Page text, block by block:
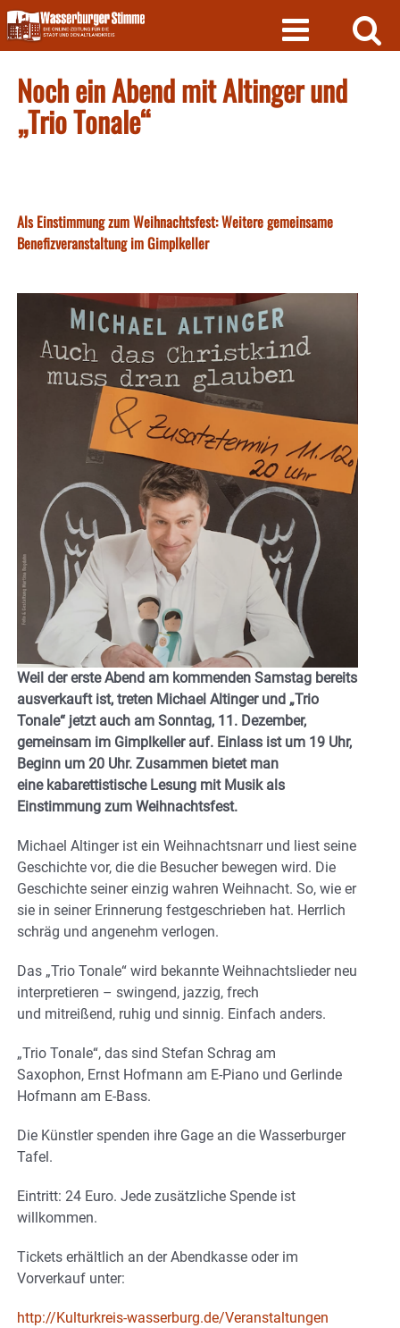
Skip
to
content
Noch ein Abend mit Altinger und
„Trio Tonale“
Als Einstimmung zum Weihnachtsfest: Weitere gemeinsame
Benefizveranstaltung im Gimplkeller
Weil der erste Abend am kommenden Samstag bereits
ausverkauft ist, treten Michael Altinger und „Trio
Tonale“ jetzt auch am Sonntag, 11. Dezember,
gemeinsam im Gimplkeller auf. Einlass ist um 19 Uhr,
Beginn um 20 Uhr. Zusammen bietet man
eine kabarettistische Lesung mit Musik als
Einstimmung zum Weihnachtsfest.
Michael Altinger ist ein Weihnachtsnarr und liest seine
Geschichte vor, die die Besucher bewegen wird. Die
Geschichte seiner einzig wahren Weihnacht. So, wie er
sie in seiner Erinnerung festgeschrieben hat. Herrlich
schräg und angenehm verlogen.
Das „Trio Tonale“ wird bekannte Weihnachtslieder neu
interpretieren – swingend, jazzig, frech
und mitreißend, ruhig und sinnig. Einfach anders.
„Trio Tonale“, das sind Stefan Schrag am
Saxophon, Ernst Hofmann am E-Piano und Gerlinde
Hofmann am E-Bass.
Die Künstler spenden ihre Gage an die Wasserburger
Tafel.
Eintritt: 24 Euro. Jede zusätzliche Spende ist
willkommen.
Tickets erhältlich an der Abendkasse oder im
Vorverkauf unter:
http://Kulturkreis-wasserburg.de/Veranstaltungen